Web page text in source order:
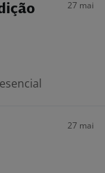
27 mai
27 mai